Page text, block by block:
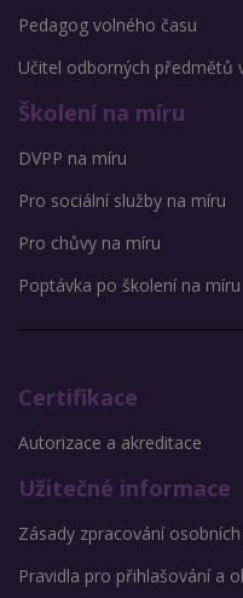
Pedagog volného času
Učitel odborných předmětů
Školení na míru
DVPP na míru
Pro sociální služby na míru
Pro chůvy na míru
Poptávka po školení na míru
Certifikace
Autorizace a akreditace
Užitečné informace
Zásady zpracování
Pravidla pro přihlašování a